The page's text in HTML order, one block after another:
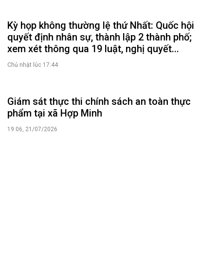
xem xét thông qua 19 luật, nghị quyết...
Chủ nhật lúc 17:44